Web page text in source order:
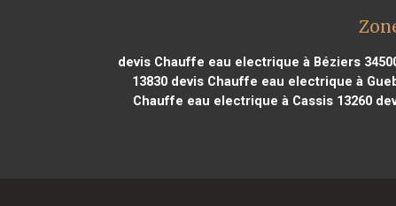
devis Chauffe eau electrique à Béziers
13830devis Chauffe eau electrique à
Chauffe eau electrique à Cassis 13260